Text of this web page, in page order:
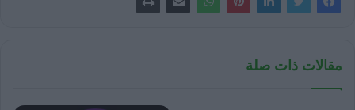
مقالات ذات صلة